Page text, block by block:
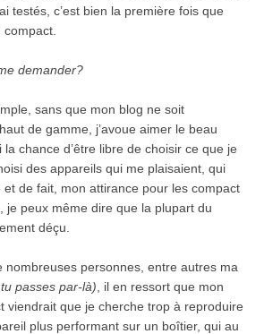
testés, c’est bien la première fois que
demander?
sans que mon blog ne soit
de gamme, j’avoue aimer le beau
la chance d’être libre de choisir ce que je
des appareils qui me plaisaient, qui
de fait, mon attirance pour les compact
je peux même dire que la plupart du
déçu.
nombreuses personnes, entre autres ma
passes par-là) , il en ressort que mon
viendrait que je cherche trop à reproduire
plus performant sur un boîtier, qui au